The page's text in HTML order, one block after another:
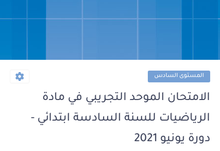
المستوى السادس
الامتحان الموحد التجريبي في مادة
الرياضيات للسنة السادسة ابتدائي -
دورة يونيو 2021